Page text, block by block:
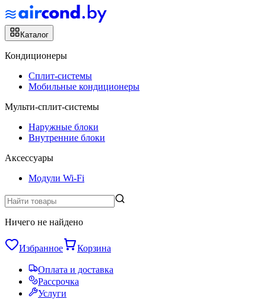
Каталог
Кондиционеры
Сплит-системы
Мобильные кондиционеры
Мульти-сплит-системы
Наружные блоки
Внутренние блоки
Аксессуары
Модули Wi-Fi
Ничего не найдено
Избранное Корзина
Оплата и доставка
Рассрочка
Услуги